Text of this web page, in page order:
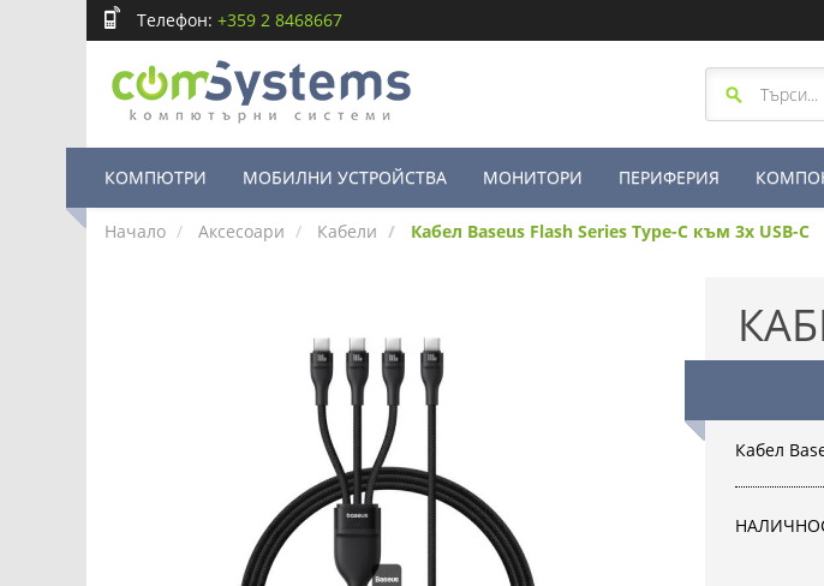
Телефон: +359 2 8468667
КОМПЮТРИ МОБИЛНИ УСТРОЙСТВА МОНИТОРИ ПЕРИФЕРИЯ
Начало Аксесоари Кабели Кабел Baseus Flash Series Type-C към 3x USB-C
Кабел